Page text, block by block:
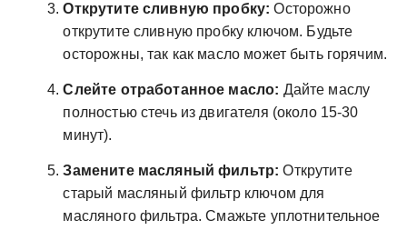
Открутите сливную пробку: Осторожно
открутите сливную пробку ключом. Будьте
осторожны, так как масло может быть горячим.
Слейте отработанное масло: Дайте маслу
полностью стечь из двигателя (около 15-30
минут).
Замените масляный фильтр: Открутите
старый масляный фильтр ключом для
масляного фильтра. Смажьте уплотнительное